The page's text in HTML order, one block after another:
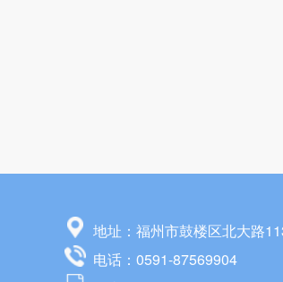
地址：福州市鼓楼区北大路
电话：0591-87569904